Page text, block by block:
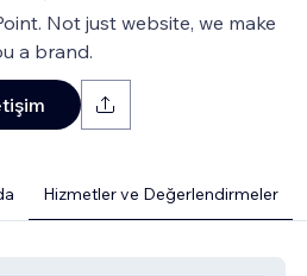
Not just website, we make
a brand.
Hizmetler ve Değerlendirmeler